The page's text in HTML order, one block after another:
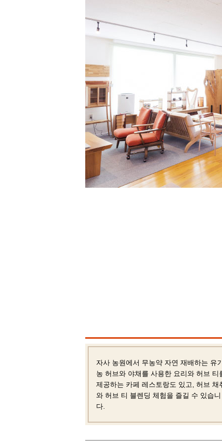
자사 농원에서 무농약 자연 재배하는 유
농 허브와 야채를 사용한 요리와 허브 티
제공하는 카페 레스토랑도 있고, 허브 채
와 허브 티 블렌딩 체험을 즐길 수 있습니
다.